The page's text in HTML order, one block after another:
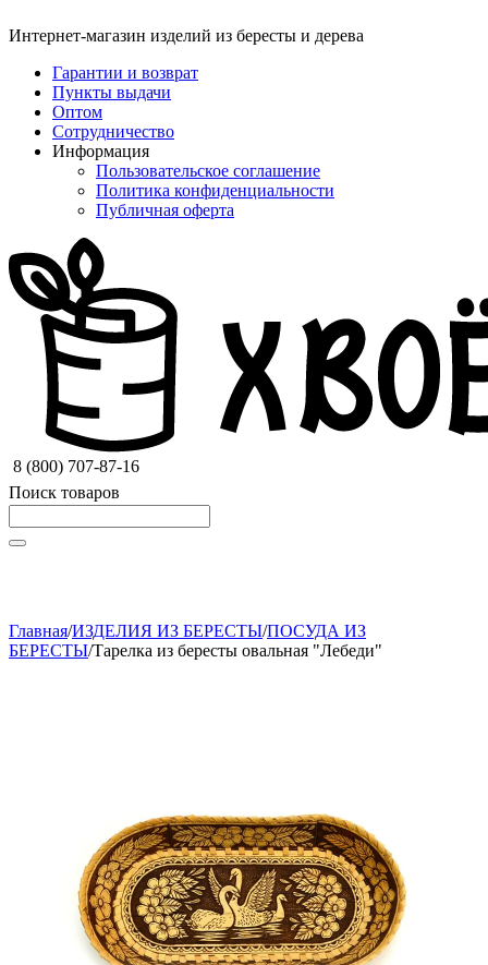
Интернет-магазин изделий из бересты и дерева
Гарантии и возврат
Пункты выдачи
Оптом
Сотрудничество
Информация
Пользовательское соглашение
Политика конфиденциальности
Публичная оферта
8 (800) 707-87-16
Поиск товаров
Главная/ИЗДЕЛИЯ ИЗ БЕРЕСТЫ/ПОСУДА ИЗ
БЕРЕСТЫ/Тарелка из бересты овальная "Лебеди"